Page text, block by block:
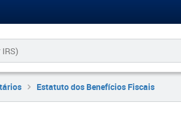
Estatuto dos Benefícios Fiscais